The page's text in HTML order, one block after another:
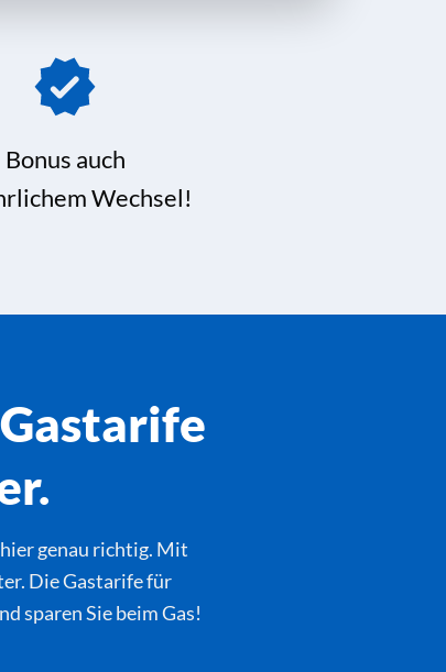
Bonus auch
Wechsel!
genau richtig. Mit
Die Gastarife für
sparen Sie beim Gas!